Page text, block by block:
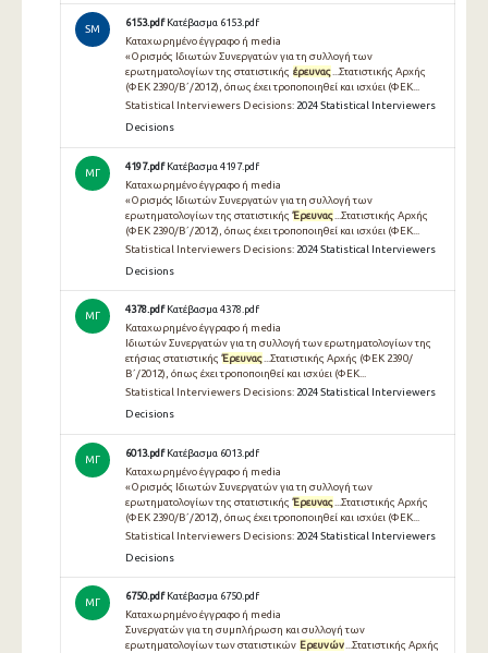
SM
6153.pdf Κατέβασμα 6153.pdf
Καταχωρημένο έγγραφο ή media
«Ορισμός Ιδιωτών Συνεργατών για τη συλλογή των
ερωτηματολογίων της στατιστικής έρευνας...Στατιστικής Αρχής
(ΦΕΚ 2390/Β΄/2012), όπως έχει τροποποιηθεί και ισχύει (ΦΕΚ...
Statistical Interviewers Decisions: 2024 Statistical Interviewers
Decisions
ΜΓ
4197.pdf Κατέβασμα 4197.pdf
Καταχωρημένο έγγραφο ή media
«Ορισμός Ιδιωτών Συνεργατών για τη συλλογή των
ερωτηματολογίων της στατιστικής Έρευνας ...Στατιστικής Αρχής
(ΦΕΚ 2390/Β΄/2012), όπως έχει τροποποιηθεί και ισχύει (ΦΕΚ...
Statistical Interviewers Decisions: 2024 Statistical Interviewers
Decisions
ΜΓ
4378.pdf Κατέβασμα 4378.pdf
Καταχωρημένο έγγραφο ή media
Ιδιωτών Συνεργατών για τη συλλογή των ερωτηματολογίων της
ετήσιας στατιστικής Έρευνας...Στατιστικής Αρχής (ΦΕΚ 2390/
Β΄/2012), όπως έχει τροποποιηθεί και ισχύει (ΦΕΚ...
Statistical Interviewers Decisions: 2024 Statistical Interviewers
Decisions
ΜΓ
6013.pdf Κατέβασμα 6013.pdf
Καταχωρημένο έγγραφο ή media
«Ορισμός Ιδιωτών Συνεργατών για τη συλλογή των
ερωτηματολογίων της στατιστικής Έρευνας ...Στατιστικής Αρχής
(ΦΕΚ 2390/Β΄/2012), όπως έχει τροποποιηθεί και ισχύει (ΦΕΚ...
Statistical Interviewers Decisions: 2024 Statistical Interviewers
Decisions
ΜΓ
6750.pdf Κατέβασμα 6750.pdf
Καταχωρημένο έγγραφο ή media
Συνεργατών για τη συμπλήρωση και συλλογή των
ερωτηματολογίων των στατιστικών Ερευνών...Στατιστικής Αρχής